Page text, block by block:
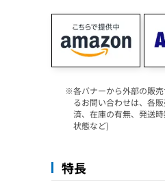
各バナーから外部の販
るお問い合わせは、各
済、在庫の有無、発送
状態など)
特長